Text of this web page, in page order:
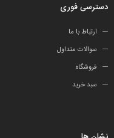
دسترسی فوری
ارتباط با ما
سوالات متداول
فروشگاه
سبد خرید